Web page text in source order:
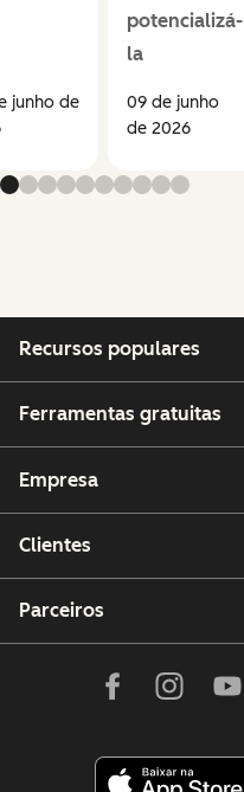
junho de
potencializá-
la
09 de junho
de 2026
Recursos populares
Ferramentas gratuitas
Empresa
Clientes
Parceiros